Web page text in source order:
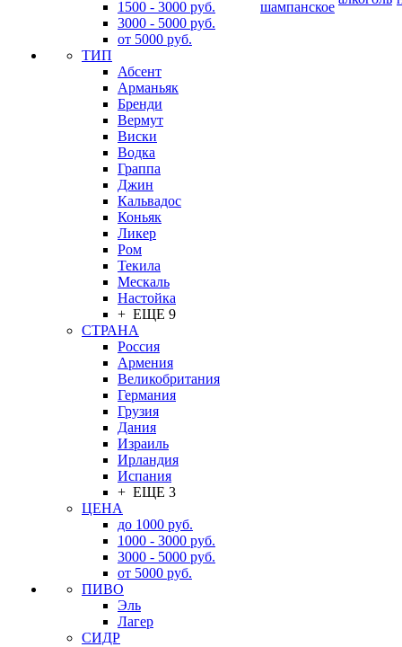
1500 - 3000 руб.
3000 - 5000 руб.
от 5000 руб.
ТИП
Абсент
Арманьяк
Бренди
Вермут
Виски
Водка
Граппа
Джин
Кальвадос
Коньяк
Ликер
Ром
Текила
Мескаль
Настойка
+ ЕЩЕ 9
СТРАНА
Россия
Армения
Великобритания
Германия
Грузия
Дания
Израиль
Ирландия
Испания
+ ЕЩЕ 3
ЦЕНА
до 1000 руб.
1000 - 3000 руб.
3000 - 5000 руб.
от 5000 руб.
ПИВО
Эль
Лагер
СИДР
шампанское